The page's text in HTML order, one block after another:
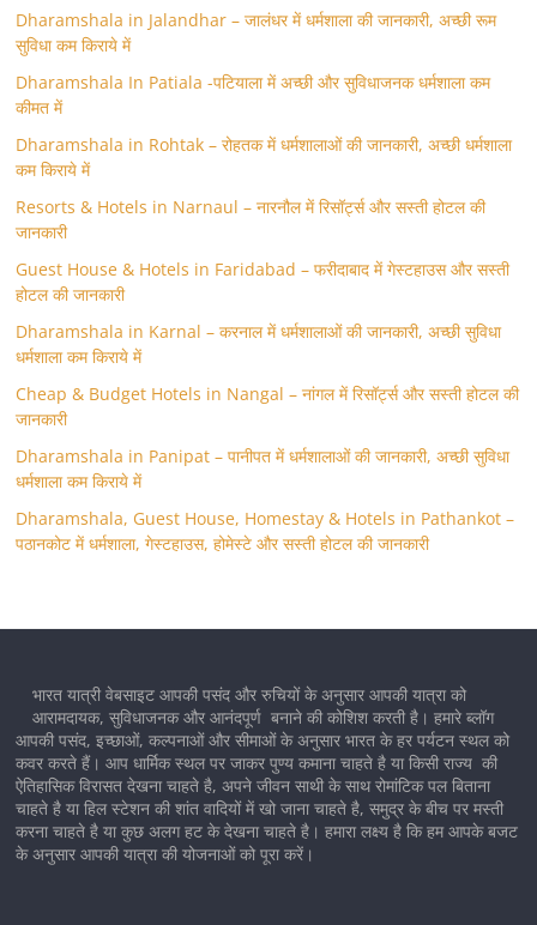
Dharamshala in Jalandhar – जालंधर में धर्मशाला की जानकारी, अच्छी रूम
सुविधा कम किराये में
Dharamshala In Patiala -पटियाला में अच्छी और सुविधाजनक धर्मशाला कम
कीमत में
Dharamshala in Rohtak – रोहतक में धर्मशालाओं की जानकारी, अच्छी धर्मशाला
कम किराये में
Resorts & Hotels in Narnaul – नारनौल में रिसॉर्ट्स और सस्ती होटल की
जानकारी
Guest House & Hotels in Faridabad – फरीदाबाद में गेस्टहाउस और सस्ती
होटल की जानकारी
Dharamshala in Karnal – करनाल में धर्मशालाओं की जानकारी, अच्छी सुविधा
धर्मशाला कम किराये में
Cheap & Budget Hotels in Nangal – नांगल में रिसॉर्ट्स और सस्ती होटल की
जानकारी
Dharamshala in Panipat – पानीपत में धर्मशालाओं की जानकारी, अच्छी सुविधा
धर्मशाला कम किराये में
Dharamshala, Guest House, Homestay & Hotels in Pathankot –
पठानकोट में धर्मशाला, गेस्टहाउस, होमेस्टे और सस्ती होटल की जानकारी
भारत यात्री वेबसाइट आपकी पसंद और रुचियों के अनुसार आपकी यात्रा को
आरामदायक, सुविधाजनक और आनंदपूर्ण बनाने की कोशिश करती है। हमारे ब्लॉग
आपकी पसंद, इच्छाओं, कल्पनाओं और सीमाओं के अनुसार भारत के हर पर्यटन स्थल को
कवर करते हैं। आप धार्मिक स्थल पर जाकर पुण्य कमाना चाहते है या किसी राज्य की
ऐतिहासिक विरासत देखना चाहते है, अपने जीवन साथी के साथ रोमांटिक पल बिताना
चाहते है या हिल स्टेशन की शांत वादियों में खो जाना चाहते है, समुद्र के बीच पर मस्ती
करना चाहते है या कुछ अलग हट के देखना चाहते है। हमारा लक्ष्य है कि हम आपके बजट
के अनुसार आपकी यात्रा की योजनाओं को पूरा करें।